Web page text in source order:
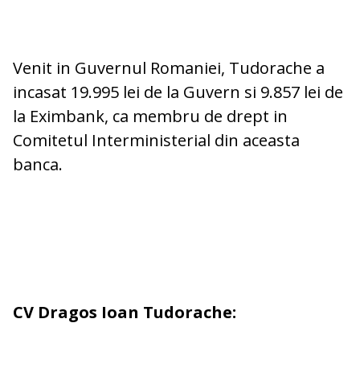
Venit in Guvernul Romaniei, Tudorache a
incasat 19.995 lei de la Guvern si 9.857 lei de
la Eximbank, ca membru de drept in
Comitetul Interministerial din aceasta
banca.
CV Dragos Ioan Tudorache: